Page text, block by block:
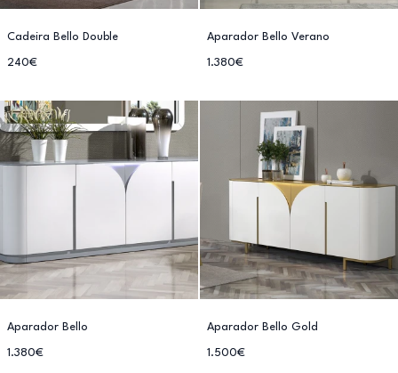
Cadeira Bello Double
240€
Aparador Bello Verano
1.380€
Aparador Bello
1.380€
Aparador Bello Gold
1.500€